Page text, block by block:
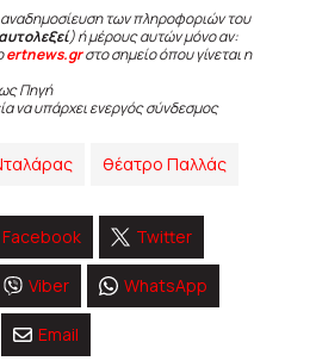
των πληροφοριών του
) ή μέρους αυτών μόνο αν:
ertnews.grστο σημείο όπου γίνεται η
Πηγή
να υπάρχει ενεργός σύνδεσμος
θέατρο Παλλάς
Facebook Twitter
Viber WhatsApp
Email